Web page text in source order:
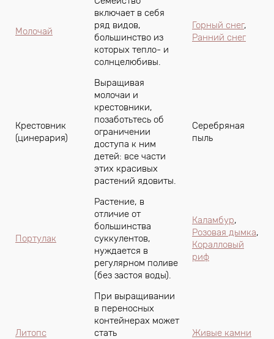
Молочай
включает в себя
ряд видов,
большинство из
которых тепло- и
солнцелюбивы.
Горный снег,
Ранний снег
Крестовник
(цинерария)
Выращивая
молочаи и
крестовники,
позаботьтесь об
ограничении
доступа к ним
детей: все части
этих красивых
растений ядовиты.
Серебряная
пыль
Портулак
Растение, в
отличие от
большинства
суккулентов,
нуждается в
регулярном поливе
(без застоя воды).
Каламбур,
Розовая дымка,
Коралловый
риф
Литопс
При выращивании
в переносных
контейнерах может
стать
Живые камни